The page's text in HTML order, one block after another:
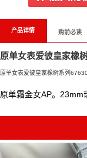
产品详情 购前必读
原单女表爱彼皇家橡
原单女表爱彼皇家橡树系列
原单霜金女AP。23mm